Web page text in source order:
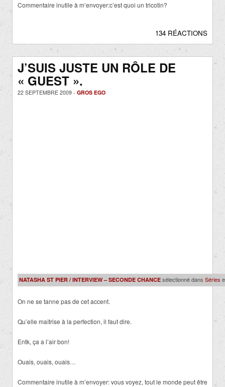
Commentaire inutile à m’envoyer:c’est quoi un tricotin?
134 RÉACTIONS
J’SUIS JUSTE UN RÔLE DE
« GUEST ».
22 SEPTEMBRE 2009 - GROS EGO
NATASHA ST PIER / INTERVIEW – SECONDE CHANCEsélectionné dans Séries
On ne se tanne pas de cet accent.
Qu’elle maîtrise à la perfection, il faut dire.
Entk, ça a l’air bon!
Ouais, ouais, ouais…
Commentaire inutile à m’envoyer: vous voyez, tout le monde peut être